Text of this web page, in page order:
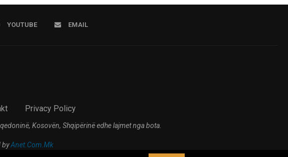
YOUTUBE EMAIL
Privacy Policy
Kosovën, Shqipërinë edhe lajmet nga bota.
byAnet.Com.Mk